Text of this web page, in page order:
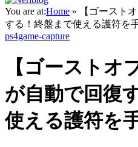
You are at:Home »
【ゴースト
する！終盤まで使える護符を
ps4game-capture
【ゴーストオ
が自動で回復
使える護符を